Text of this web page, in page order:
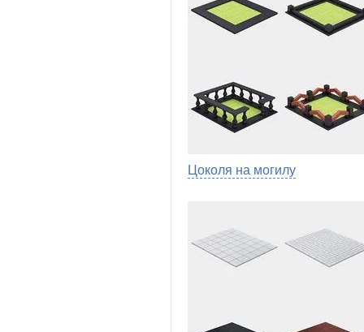
Цоколя на могилу